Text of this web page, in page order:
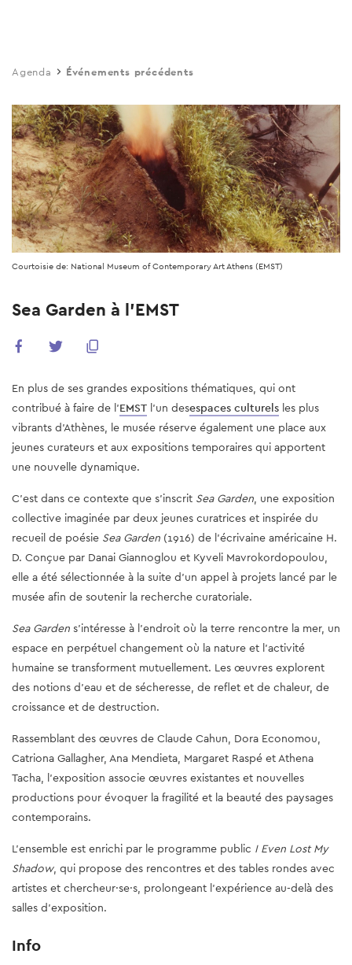
main
Agenda Événements précédents
Courtoisie de: National Museum of Contemporary Art Athens (EMST)
Sea Garden à l'EMST
En plus de ses grandes expositions thématiques, qui ont
contribué à faire de l’EMST l’un desespaces culturels les plus
vibrants d’Athènes, le musée réserve également une place aux
jeunes curateurs et aux expositions temporaires qui apportent
une nouvelle dynamique.
C’est dans ce contexte que s’inscrit Sea Garden, une exposition
collective imaginée par deux jeunes curatrices et inspirée du
recueil de poésie Sea Garden (1916) de l’écrivaine américaine H.
D. Conçue par Danai Giannoglou et Kyveli Mavrokordopoulou,
elle a été sélectionnée à la suite d’un appel à projets lancé par le
musée afin de soutenir la recherche curatoriale.
Sea Garden s’intéresse à l’endroit où la terre rencontre la mer, un
espace en perpétuel changement où la nature et l’activité
humaine se transforment mutuellement. Les œuvres explorent
des notions d’eau et de sécheresse, de reflet et de chaleur, de
croissance et de destruction.
Rassemblant des œuvres de Claude Cahun, Dora Economou,
Catriona Gallagher, Ana Mendieta, Margaret Raspé et Athena
Tacha, l’exposition associe œuvres existantes et nouvelles
productions pour évoquer la fragilité et la beauté des paysages
contemporains.
L’ensemble est enrichi par le programme public I Even Lost My
Shadow, qui propose des rencontres et des tables rondes avec
artistes et chercheur·se·s, prolongeant l’expérience au-delà des
salles d’exposition.
Info